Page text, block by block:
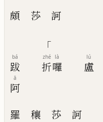
頗 莎 訶
「
跋
bá
折
zhé
囉
là
盧
lú
阿
ā
羅 穰 莎 訶